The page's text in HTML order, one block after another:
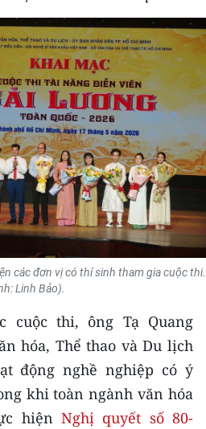
- MỖI XÃ
các đơn vị có thí sinh tham gia cuộc thi.
Linh Bảo).
cuộc thi, ông Tạ Quang
hóa, Thể thao và Du lịch
động nghề nghiệp có ý
khi toàn ngành văn hóa
hiện Nghị quyết số 80-